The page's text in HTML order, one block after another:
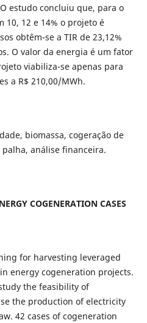
estudo concluiu que, para o
10, 12 e 14% o projeto é
obtêm-se a TIR de 23,12%
O valor da energia é um fator
viabiliza-se apenas para
a R$ 210,00/MWh.
biomassa, cogeração de
análise financeira.
COGENERATION CASES
for harvesting leveraged
energy cogeneration projects.
the feasibility of
the production of electricity
42 cases of cogeneration